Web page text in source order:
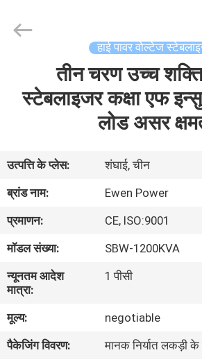
वीडियो
बारे
में
कारखाने
का
दौरा
Reserved.
Developed
हाई पावर वोल्टेज
तीन चरण उच्च
स्टेबलाइजर कक्षा एफ
लोड असर
उत्पत्ति के प्लेस:
शंघाई, चीन
ब्रांड नाम:
Ewen Power
प्रमाणन:
CE, ISO:9001
मॉडल संख्या:
SBW-1200KVA
न्यूनतम आदेश
मात्रा:
1 पीसी
मूल्य:
negotiable
पैकेजिंग विवरण:
मानक निर्यात लकड़ी के